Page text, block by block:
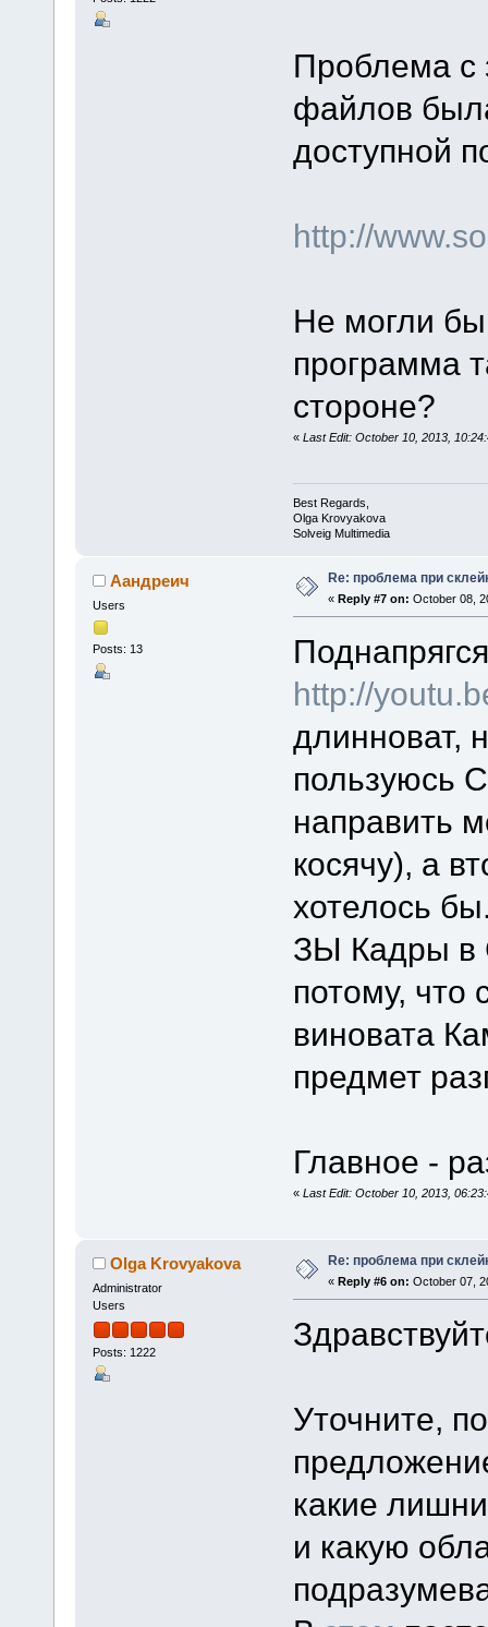
Проблема с
файлов
доступной
http://
Не могли
программа
стороне?
« Last Edit: October 10, 2013,
Best Regards,
Olga Krovyakova
Solveig Multimedia
Аандреич
Users
Posts: 13
Re: проблема при
« Reply #7 on: October 08,
http://
длинноват,
пользуюсь
направить
косячу), а
хотелось
ЗЫ Кадры в
потому, что
виновата
предмет
Главное -
« Last Edit: October 10, 2013,
Olga Krovyakova
Administrator
Users
Posts: 1222
Re: проблема при
« Reply #6 on: October 07,
Уточните,
какие
и какую